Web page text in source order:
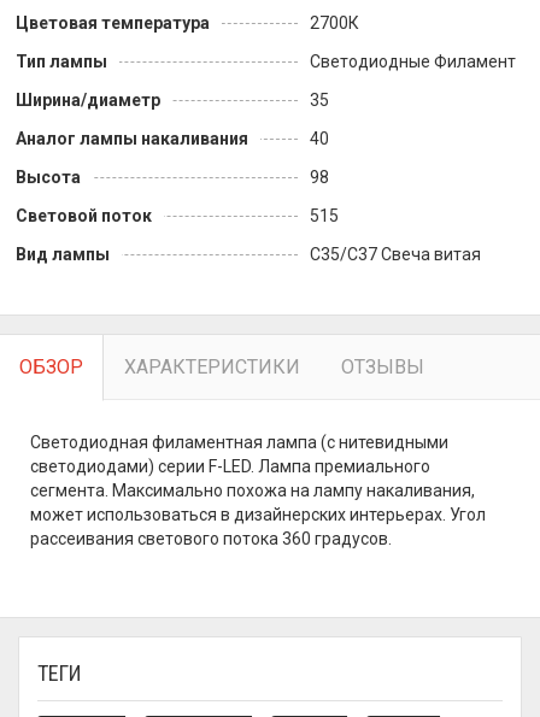
Цветовая температура
2700К
Тип лампы
Светодиодные Филамент
Ширина/диаметр
35
Аналог лампы накаливания
40
Высота
98
Световой поток
515
Вид лампы
С35/С37 Свеча витая
ТЕГИ
ОБЗОР ХАРАКТЕРИСТИКИ ОТЗЫВЫ
Светодиодная филаментная лампа (с нитевидными
светодиодами) серии F-LED. Лампа премиального
сегмента. Максимально похожа на лампу накаливания,
может использоваться в дизайнерских интерьерах. Угол
рассеивания светового потока 360 градусов.